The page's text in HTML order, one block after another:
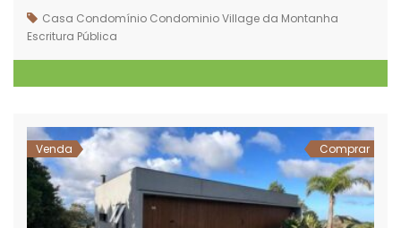
Casa Condomínio Condominio Village da Montanha
Escritura Pública
Venda Comprar